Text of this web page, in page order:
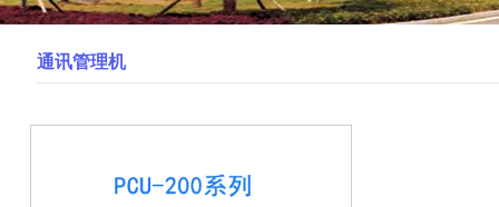
通讯管理机